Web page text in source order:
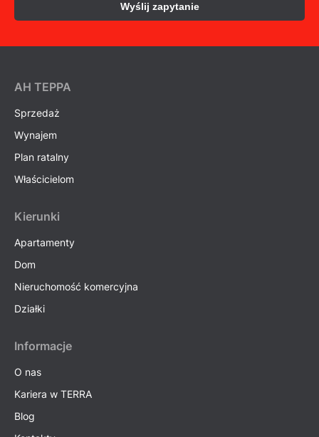
Wyślij zapytanie
AH ТEPPA
Sprzedaż
Wynajem
Plan ratalny
Właścicielom
Kierunki
Apartamenty
Dom
Nieruchomość komercyjna
Działki
Informacje
O nas
Kariera w TERRA
Blog